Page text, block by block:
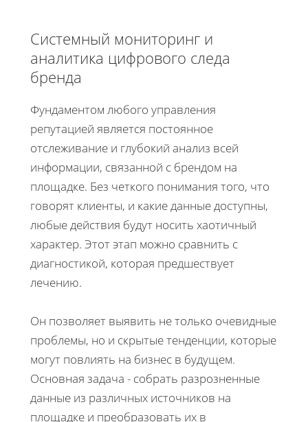
Системный мониторинг и
аналитика цифрового следа
бренда
Фундаментом любого управления
репутацией является постоянное
отслеживание и глубокий анализ всей
информации, связанной с брендом на
площадке. Без четкого понимания того, что
говорят клиенты, и какие данные доступны,
любые действия будут носить хаотичный
характер. Этот этап можно сравнить с
диагностикой, которая предшествует
лечению.
Он позволяет выявить не только очевидные
проблемы, но и скрытые тенденции, которые
могут повлиять на бизнес в будущем.
Основная задача - собрать разрозненные
данные из различных источников на
площадке и преобразовать их в